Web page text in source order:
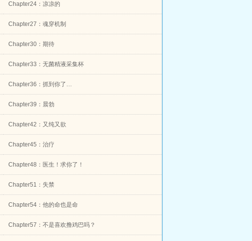
Chapter24：凉凉的
Chapter27：魂穿机制
Chapter30：期待
Chapter33：无菌精液采集杯
Chapter36：抓到你了…
Chapter39：晨勃
Chapter42：又纯又欲
Chapter45：治疗
Chapter48：医生！求你了！
Chapter51：失禁
Chapter54：他的命也是命
Chapter57：不是喜欢撸鸡巴吗？